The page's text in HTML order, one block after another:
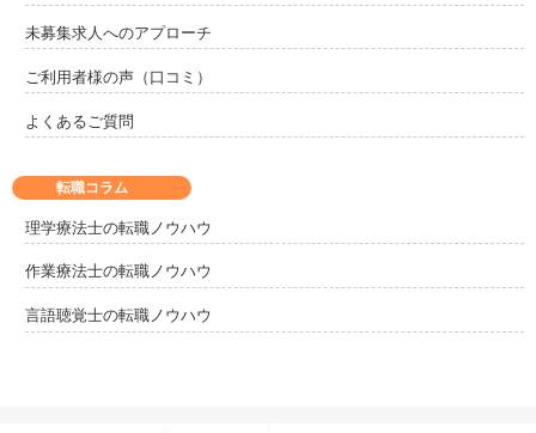
未募集求人へのアプローチ
ご利用者様の声（口コミ）
よくあるご質問
転職コラム
理学療法士の転職ノウハウ
作業療法士の転職ノウハウ
言語聴覚士の転職ノウハウ